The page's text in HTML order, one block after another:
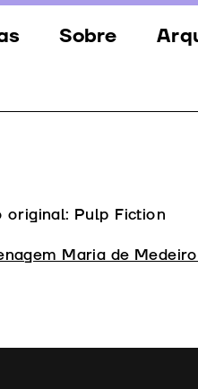
Sobre
Equipa
Downloads
original: Pulp Fiction
Maria de